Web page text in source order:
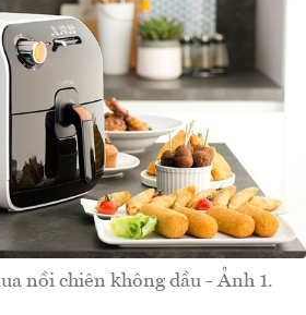
nồi chiên không dầu - Ảnh 1.